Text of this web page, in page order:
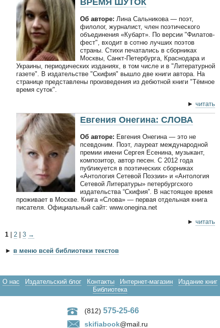
Об авторе: Лина Сальникова — поэт,
филолог, журналист, член поэтического
объединения «Кубарт». По версии "Филатов-
фест", входит в сотню лучших поэтов
страны. Стихи печатались в сборниках
Москвы, Санкт-Петербурга, Краснодара и
Украины, периодических изданиях, в том числе и в "Литературной
газете". В издательстве "Скифия" вышло две книги автора. На
странице представлены произведения из дебютной книги "Тёмное
время суток".
► читать
Евгения Онегина: СЛОВА
Об авторе: Евгения Онегина — это не
псевдоним. Поэт, лауреат международной
премии имени Сергея Есенина, музыкант,
композитор, автор песен. С 2012 года
публикуется в поэтических сборниках
«Антология Сетевой Поэзии» и «Антология
Сетевой Литературы» петербургского
издательства “Скифия”. В настоящее время
проживает в Москве. Книга «Слова» — первая отдельная книга
писателя. Официальный сайт: www.onegina.net
► читать
1 | 2 | 3 →
► в меню всей библиотеки текстов
О нас Издательский блог Контакты Интернет-магазин
Издание книг
Библиотека
(812) 575-25-66
skifiabook@mail.ru